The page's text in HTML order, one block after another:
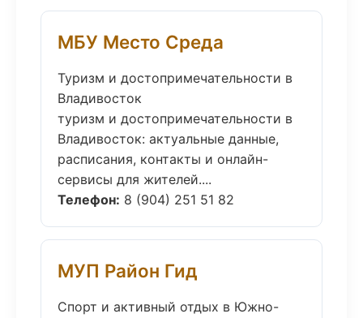
МБУ Место Среда
Туризм и достопримечательности в
Владивосток
туризм и достопримечательности в
Владивосток: актуальные данные,
расписания, контакты и онлайн-
сервисы для жителей....
Телефон: 8 (904) 251 51 82
МУП Район Гид
Спорт и активный отдых в Южно-